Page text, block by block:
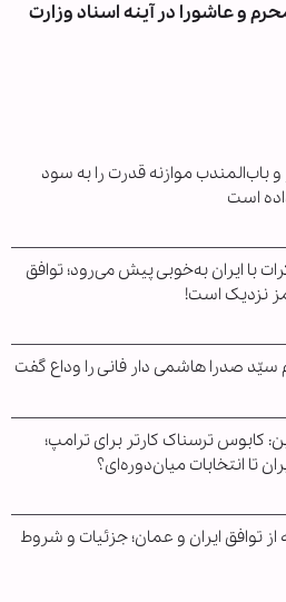
و عاشورا در آینه اسناد وزارت
باب‌المندب موازنه قدرت را به سود
است
با ایران به‌خوبی پیش می‌رود؛ توافق
نزدیک است!
سیّد صدرا هاشمی دار فانی را وداع گفت
کابوس ترسناک کارتر برای ترامپ؛
تا انتخابات میان‌دوره‌ای؟
از توافق ایران و عمان؛ جزئیات و شروط